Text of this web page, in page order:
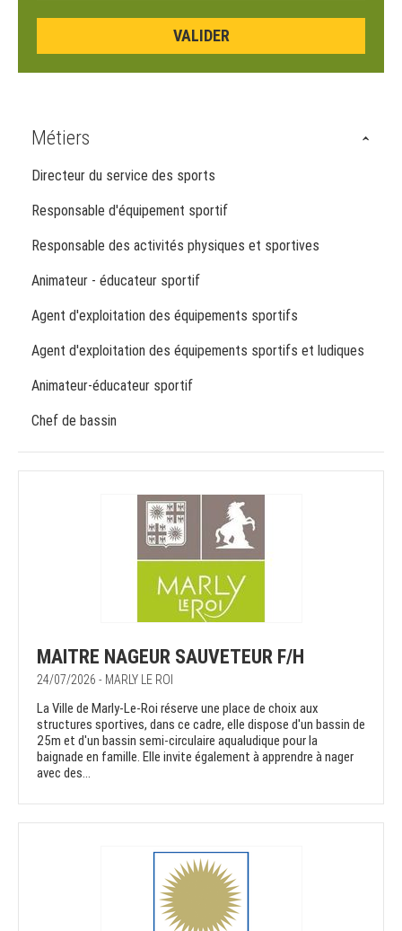
Métiers
Directeur du service des sports
Responsable d'équipement sportif
Responsable des activités physiques et sportives
Animateur - éducateur sportif
Agent d'exploitation des équipements sportifs
Agent d'exploitation des équipements sportifs et ludiques
Animateur-éducateur sportif
Chef de bassin
MAITRE NAGEUR SAUVETEUR F/H
24/07/2026 - MARLY LE ROI
La Ville de Marly-Le-Roi réserve une place de choix aux
structures sportives, dans ce cadre, elle dispose d'un bassin de
25m et d'un bassin semi-circulaire aqualudique pour la
baignade en famille. Elle invite également à apprendre à nager
avec des...